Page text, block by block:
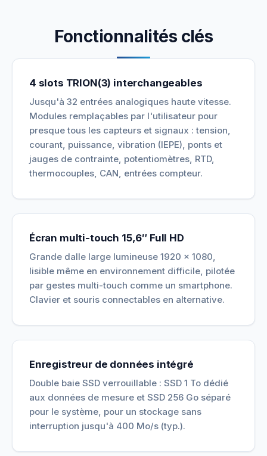
Fonctionnalités clés
4 slots TRION(3) interchangeables
Jusqu'à 32 entrées analogiques haute vitesse.
Modules remplaçables par l'utilisateur pour
presque tous les capteurs et signaux : tension,
courant, puissance, vibration (IEPE), ponts et
jauges de contrainte, potentiomètres, RTD,
thermocouples, CAN, entrées compteur.
Écran multi-touch 15,6″ Full HD
Grande dalle large lumineuse 1920 × 1080,
lisible même en environnement difficile, pilotée
par gestes multi-touch comme un smartphone.
Clavier et souris connectables en alternative.
Enregistreur de données intégré
Double baie SSD verrouillable : SSD 1 To dédié
aux données de mesure et SSD 256 Go séparé
pour le système, pour un stockage sans
interruption jusqu'à 400 Mo/s (typ.).